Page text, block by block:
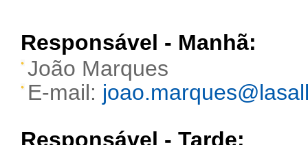
Responsável - Manhã:
João Marques
E-mail:
Responsável - Tarde: